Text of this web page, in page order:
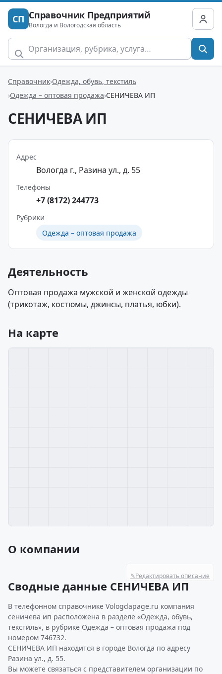
СП Справочник Предприятий
Вологда и Вологодская область
Справочник Одежда, обувь, текстиль
Одежда – оптовая продажа СЕНИЧЕВА ИП
СЕНИЧЕВА ИП
Адрес
Вологда г., Разина ул., д. 55
Телефоны
+7 (8172) 244773
Рубрики
Одежда – оптовая продажа
Деятельность
Оптовая продажа мужской и женской одежды
(трикотаж, костюмы, джинсы, платья, юбки).
На карте
О компании
✎Редактировать описание
Сводные данные СЕНИЧЕВА ИП
В телефонном справочнике Vologdapage.ru компания
сеничева ип расположена в разделе «Одежда, обувь,
текстиль», в рубрике Одежда – оптовая продажа под
номером 746732.
СЕНИЧЕВА ИП находится в городе Вологда по адресу
Разина ул., д. 55.
Вы можете связаться с представителем организации по